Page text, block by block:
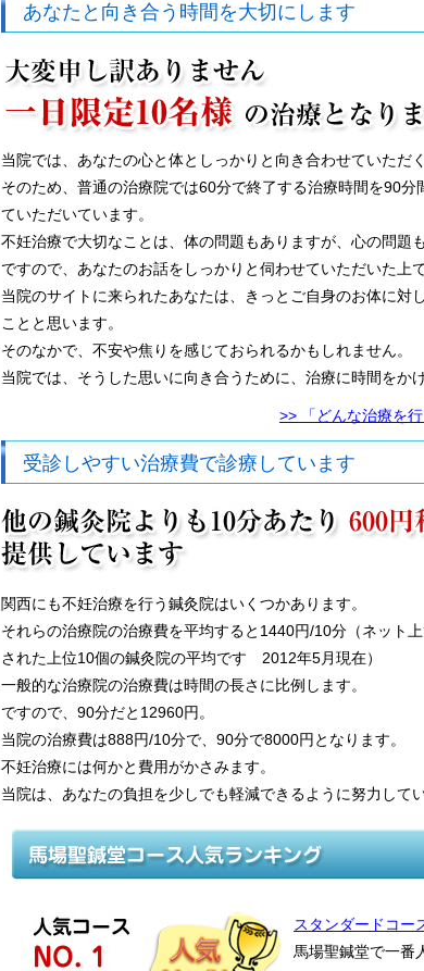
あなたと向き合う時間を大切にします
当院では、あなたの心と体としっかりと向き合わせていただ
そのため、普通の治療院では60分で終了する治療時間を90
ていただいています。
不妊治療で大切なことは、体の問題もありますが、心の問題
ですので、あなたのお話をしっかりと伺わせていただいた上
当院のサイトに来られたあなたは、きっとご自身のお体に対
ことと思います。
そのなかで、不安や焦りを感じておられるかもしれません。
当院では、そうした思いに向き合うために、治療に時間をか
>> 「どんな治療を
受診しやすい治療費で診療しています
関西にも不妊治療を行う鍼灸院はいくつかあります。
それらの治療院の治療費を平均すると1440円/10分（ネッ
された上位10個の鍼灸院の平均です 2012年5月現在）
一般的な治療院の治療費は時間の長さに比例します。
ですので、90分だと12960円。
当院の治療費は888円/10分で、90分で8000円となります。
不妊治療には何かと費用がかさみます。
当院は、あなたの負担を少しでも軽減できるように努力してい
スタンダードコー
馬場聖鍼堂で一番